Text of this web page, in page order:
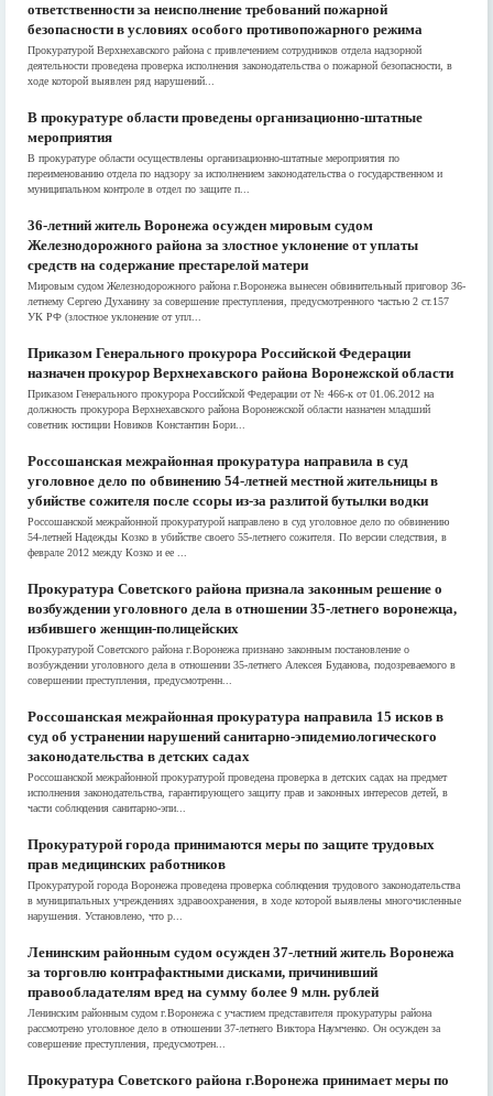
ответственности за неисполнение требований пожарной
безопасности в условиях особого противопожарного режима
Прокуратурой Верхнехавского района с привлечением сотрудников отдела надзорной
деятельности проведена проверка исполнения законодательства о пожарной безопасности, в
ходе которой выявлен ряд нарушений...
В прокуратуре области проведены организационно-штатные
мероприятия
В прокуратуре области осуществлены организационно-штатные мероприятия по
переименованию отдела по надзору за исполнением законодательства о государственном и
муниципальном контроле в отдел по защите п...
36-летний житель Воронежа осужден мировым судом
Железнодорожного района за злостное уклонение от уплаты
средств на содержание престарелой матери
Мировым судом Железнодорожного района г.Воронежа вынесен обвинительный приговор 36-
летнему Сергею Духанину за совершение преступления, предусмотренного частью 2 ст.157
УК РФ (злостное уклонение от упл...
Приказом Генерального прокурора Российской Федерации
назначен прокурор Верхнехавского района Воронежской области
Приказом Генерального прокурора Российской Федерации от № 466-к от 01.06.2012 на
должность прокурора Верхнехавского района Воронежской области назначен младший
советник юстиции Новиков Константин Бори...
Россошанская межрайонная прокуратура направила в суд
уголовное дело по обвинению 54-летней местной жительницы в
убийстве сожителя после ссоры из-за разлитой бутылки водки
Россошанской межрайонной прокуратурой направлено в суд уголовное дело по обвинению
54-летней Надежды Козко в убийстве своего 55-летнего сожителя. По версии следствия, в
феврале 2012 между Козко и ее ...
Прокуратура Советского района признала законным решение о
возбуждении уголовного дела в отношении 35-летнего воронежца,
избившего женщин-полицейских
Прокуратурой Советского района г.Воронежа признано законным постановление о
возбуждении уголовного дела в отношении 35-летнего Алексея Буданова, подозреваемого в
совершении преступления, предусмотренн...
Россошанская межрайонная прокуратура направила 15 исков в
суд об устранении нарушений санитарно-эпидемиологического
законодательства в детских садах
Россошанской межрайонной прокуратурой проведена проверка в детских садах на предмет
исполнения законодательства, гарантирующего защиту прав и законных интересов детей, в
части соблюдения санитарно-эпи...
Прокуратурой города принимаются меры по защите трудовых
прав медицинских работников
Прокуратурой города Воронежа проведена проверка соблюдения трудового законодательства
в муниципальных учреждениях здравоохранения, в ходе которой выявлены многочисленные
нарушения. Установлено, что р...
Ленинским районным судом осужден 37-летний житель Воронежа
за торговлю контрафактными дисками, причинивший
правообладателям вред на сумму более 9 млн. рублей
Ленинским районным судом г.Воронежа с участием представителя прокуратуры района
рассмотрено уголовное дело в отношении 37-летнего Виктора Наумченко. Он осужден за
совершение преступления, предусмотрен...
Прокуратура Советского района г.Воронежа принимает меры по